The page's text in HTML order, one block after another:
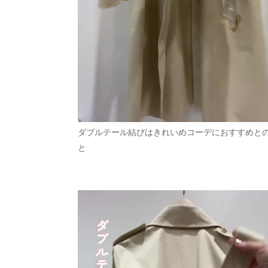
ダブルテール結びはきれいめコーデにおすすめと
と